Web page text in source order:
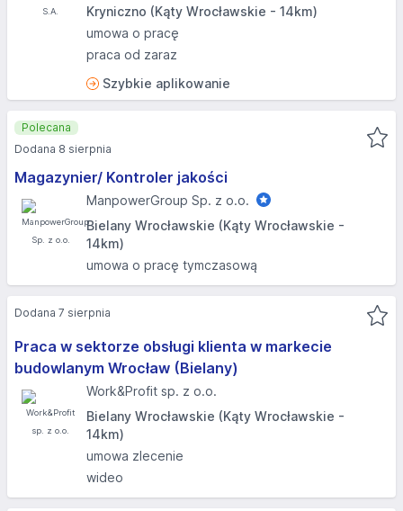
Kryniczno (Kąty Wrocławskie - 14km)
umowa o pracę
praca od zaraz
Szybkie aplikowanie
Magazynier/ Kontroler jakości
ManpowerGroup Sp. z o.o.
Bielany Wrocławskie (Kąty Wrocławskie -
14km)
umowa o pracę tymczasową
Polecana
Dodana 8 sierpnia
Praca w sektorze obsługi klienta w markecie
budowlanym Wrocław (Bielany)
Work&Profit sp. z o.o.
Bielany Wrocławskie (Kąty Wrocławskie -
14km)
umowa zlecenie
wideo
Dodana 7 sierpnia